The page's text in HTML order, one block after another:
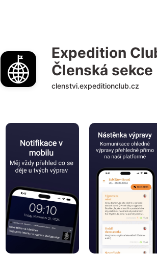
Expedition
Členská sekce
clenstvi.expeditionclub.cz